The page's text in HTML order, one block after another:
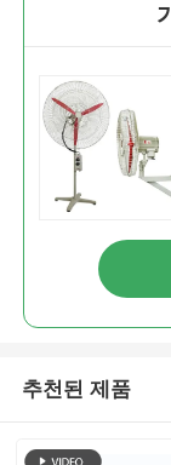
추천된 제품